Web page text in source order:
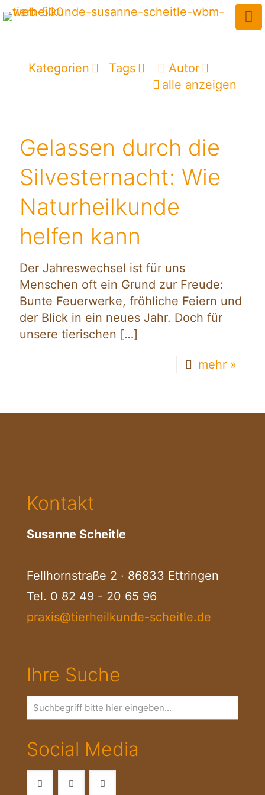
Kategorien Tags
Autor
alle anzeigen
Gelassen durch die
Silvesternacht: Wie
Naturheilkunde
helfen kann
Der Jahreswechsel ist für uns
Menschen oft ein Grund zur Freude:
Bunte Feuerwerke, fröhliche Feiern und
der Blick in ein neues Jahr. Doch für
unsere tierischen […]
mehr »
Kontakt
Susanne Scheitle
Fellhornstraße 2 · 86833 Ettringen
Tel. 0 82 49 - 20 65 96
praxis@tierheilkunde-scheitle.de
Ihre Suche
Social Media